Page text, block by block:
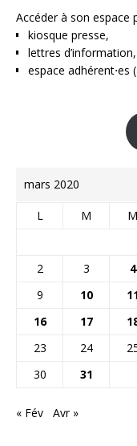
Accéder à son espace
kiosque presse,
lettres d’information,
espace adhérent⋅es
mars 2020
L M M
2
3 4
9
10
16
17
23
24
30
31
« Fév Avr »